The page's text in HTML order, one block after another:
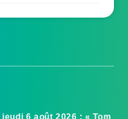
6 août 2026 : « Tom